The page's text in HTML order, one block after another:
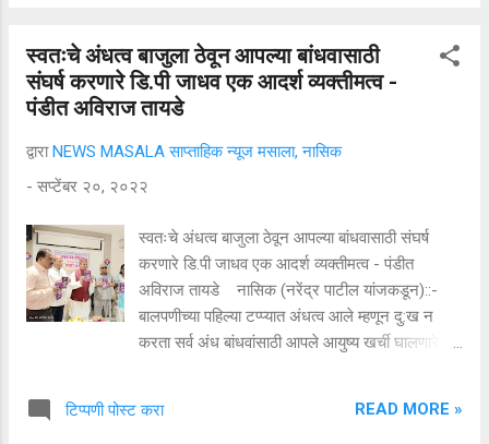
करण्यात आली. तालुका स्थरावर सर्व पंचायत समित्या ते
तहसिल कार्यालये असे बाईक रॅलीचे आंदोलन करून
शासनाचे लक्ष वेधण्यात आले. यावेळी राज्याचे मुख्यमंत्री,
डोईफाडे यांचे मार्फत निवेदन दिल्याची माहिती महाराष्ट्र
राज्य जिल्हा परिषद कर्मचारी महासंघाचे जिल्हाध्यक्ष अरुण
सरचिटणीस महेंद्र पवार, कार्याध्यक्ष डॉ. भगवान पाटील,
विक्रम पिं...
स्वतःचे अंधत्व बाजुला ठेवून आपल्या बांधवासाठी
संघर्ष करणारे डि.पी जाधव एक आदर्श व्यक्तीमत्व -
पंडीत अविराज तायडे
द्वाराNEWS MASALA साप्ताहिक न्यूज मसाला, नासिक
- सप्टेंबर २०, २०२२
स्वतःचे अंधत्व बाजुला ठेवून आपल्या बांधवासाठी संघर्ष
करणारे डि.पी जाधव एक आदर्श व्यक्तीमत्व - पंडीत
अविराज तायडे नासिक (नरेंद्र पाटील यांजकडून)::-
बालपणीच्या पहिल्या टप्प्यात अंधत्व आले म्हणून दु:ख न
करता सर्व अंध बांधवांसाठी आपले आयुष्य खर्ची घालणारे
दिव्यांग यांची तुलना करता आपल्या बांधवासाठी पायाला
टिप्पणी पोस्ट करा READ MORE »